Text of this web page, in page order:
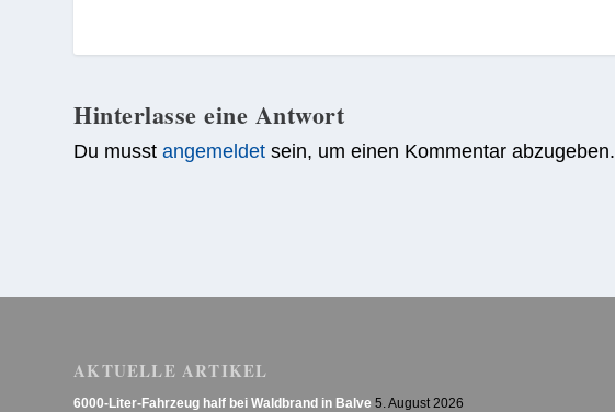
Hinterlasse eine Antwort
Du musstangemeldet sein, um einen Kommentar abzugeben.
AKTUELLE ARTIKEL
6000-Liter-Fahrzeug half bei Waldbrand in Balve 5. August 2026